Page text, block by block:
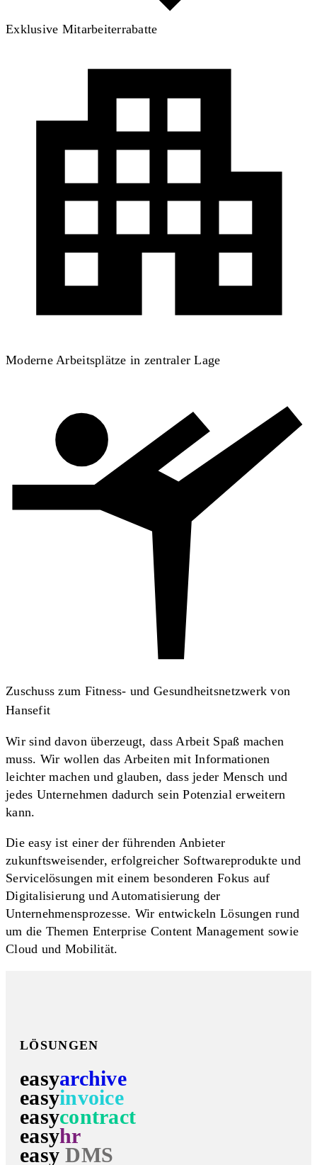
Exklusive Mitarbeiterrabatte
Moderne Arbeitsplätze in zentraler Lage
Zuschuss zum Fitness- und Gesundheitsnetzwerk von
Hansefit
Wir sind davon überzeugt, dass Arbeit Spaß machen
muss. Wir wollen das Arbeiten mit Informationen
leichter machen und glauben, dass jeder Mensch und
jedes Unternehmen dadurch sein Potenzial erweitern
kann.
Die easy ist einer der führenden Anbieter
zukunftsweisender, erfolgreicher Softwareprodukte und
Servicelösungen mit einem besonderen Fokus auf
Digitalisierung und Automatisierung der
Unternehmensprozesse. Wir entwickeln Lösungen rund
um die Themen Enterprise Content Management sowie
Cloud und Mobilität.
LÖSUNGEN
easyarchive
easyinvoice
easycontract
easyhr
easy DMS